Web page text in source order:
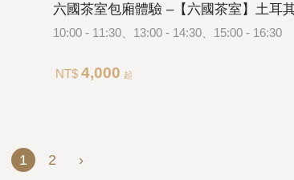
六國茶室包廂體驗 –【六國茶室】土耳
10:00 - 11:30、13:00 - 14:30、15:00 - 16:30
NT$ 4,000 起
1 2 ›